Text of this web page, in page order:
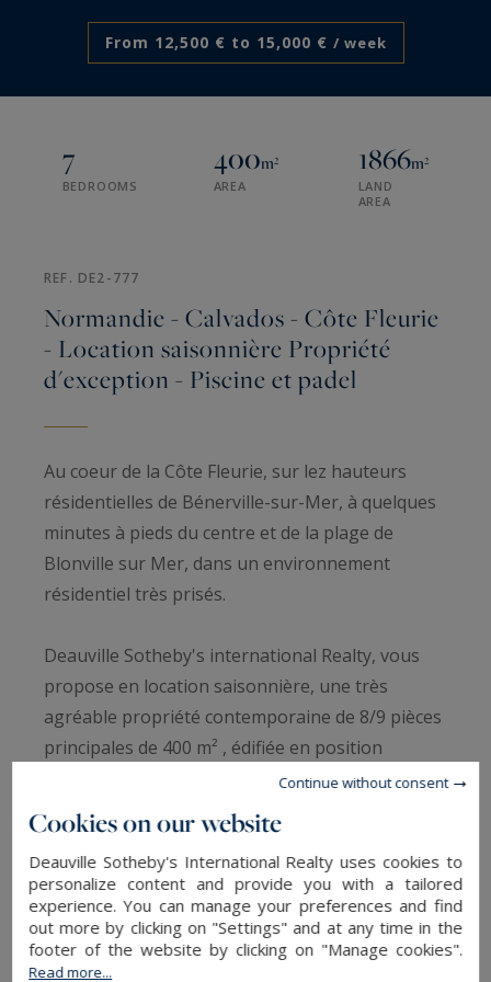
From 12,500 € to 15,000 € / week
7
BEDROOMS
400m²
AREA
1866m²
LAND
AREA
REF. DE2-777
Normandie - Calvados - Côte Fleurie
- Location saisonnière Propriété
d'exception - Piscine et padel
Au coeur de la Côte Fleurie, sur lez hauteurs
résidentielles de Bénerville-sur-Mer, à quelques
minutes à pieds du centre et de la plage de
Blonville sur Mer, dans un environnement
résidentiel très prisés.
Deauville Sotheby's international Realty, vous
propose en location saisonnière, une très
agréable propriété contemporaine de 8/9 pièces
principales de 400 m² , édifiée en position
dominante avec aperçu mer et jardin paysagé de
4.155 m² clos de mur avec magnifique zone
détente piscine, terrain de padel et vaste zone de
stationnement.
La maison se compose d'une entrée galerie avec
vestiaire invités et toilettes, d'une vaste triple
Cookies on our website
Deauville Sotheby's International Realty uses cookies to
personalize content and provide you with a tailored
experience. You can manage your preferences and find
out more by clicking on "Settings" and at any time in the
footer of the website by clicking on "Manage cookies".
Read more...
Continue without consent